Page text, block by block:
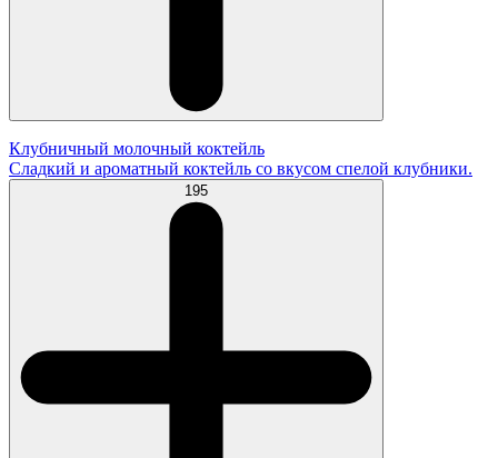
Клубничный молочный коктейль
Сладкий и ароматный коктейль со вкусом спелой клубники.
195